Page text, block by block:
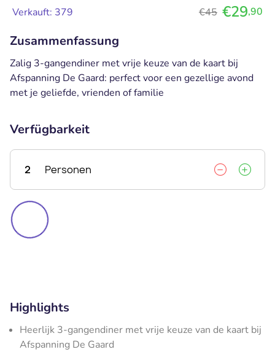
Verkauft: 379 €45 €29,90
Zusammenfassung
Zalig 3-gangendiner met vrije keuze van de kaart bij
Afspanning De Gaard: perfect voor een gezellige avond
met je geliefde, vrienden of familie
Verfügbarkeit
2 Personen
Highlights
Heerlijk 3-gangendiner met vrije keuze van de kaart bij
Afspanning De Gaard